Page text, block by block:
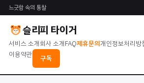
느긋함 속의 통찰
슬리피 타이거
서비스 소개회사 소개FAQ제휴문의개인정보처리방
이용약관
구독